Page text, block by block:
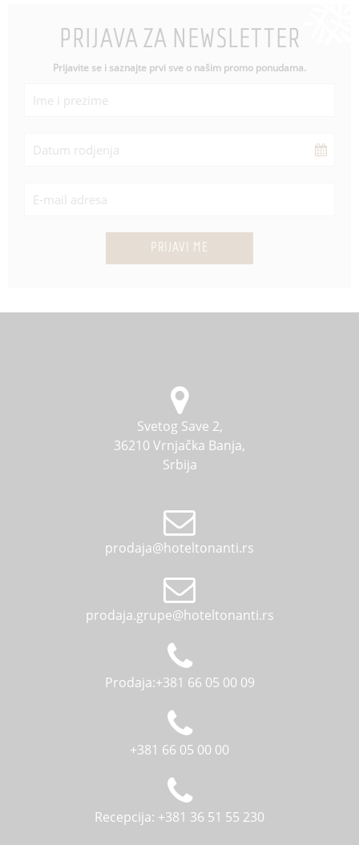
PRIJAVA ZA NEWSLETTER
Prijavite se i saznajte prvi sve o našim promo ponudama.
PRIJAVI ME
Svetog Save 2,
36210 Vrnjačka Banja,
Srbija
prodaja@hoteltonanti.rs
prodaja.grupe@hoteltonanti.rs
Prodaja:+381 66 05 00 09
+381 66 05 00 00
Recepcija: +381 36 51 55 230